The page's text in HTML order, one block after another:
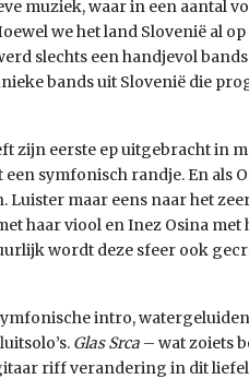
muziek, waar in een aantal
we het land Slovenië al
slechts een handjevol
bands uit Slovenië die
zijn eerste ep uitgebracht in
een symfonisch randje. En als
maar eens naar het
haar viool en Inez Osina met
wordt deze sfeer ook
intro,
Glas Srca – wat zoiets
riff verandering in dit